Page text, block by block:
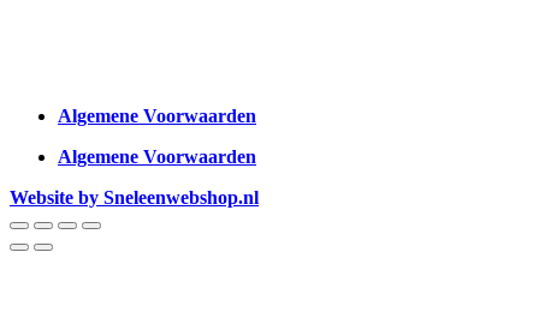
Algemene Voorwaarden
Algemene Voorwaarden
Website by Sneleenwebshop.nl